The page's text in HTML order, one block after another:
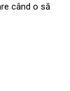
când o să